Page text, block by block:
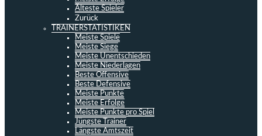
Älteste Spieler
Zurück
TRAINERSTATISTIKEN
Meiste Spiele
Meiste Siege
Meiste Unentschieden
Meiste Niederlagen
Beste Offensive
Beste Defensive
Meiste Punkte
Meiste Erfolge
Meiste Punkte pro Spiel
Jüngste Trainer
Längste Amtszeit